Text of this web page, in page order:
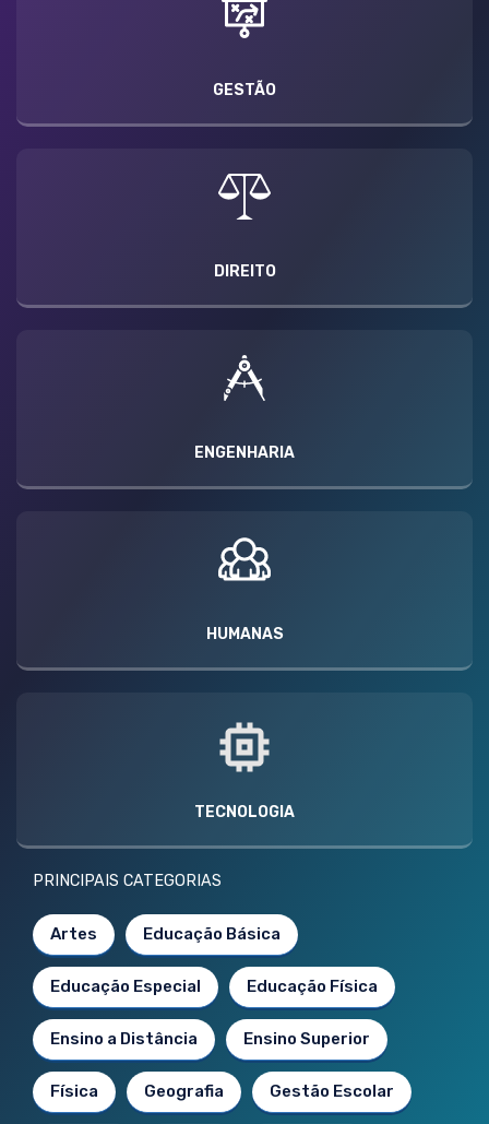
GESTÃO
DIREITO
ENGENHARIA
HUMANAS
TECNOLOGIA
PRINCIPAIS CATEGORIAS
Artes Educação Básica
Educação Especial Educação Física
Ensino a Distância Ensino Superior
Física Geografia Gestão Escolar